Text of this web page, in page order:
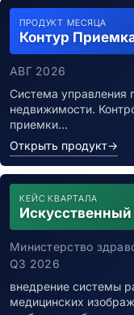
ПРОДУКТ МЕСЯЦА
Контур
АВГ 2026
Система управления
недвижимости.
приемки…
Открыть продукт→
КЕЙС КВАРТАЛА
Министерство
Q3 2026
внедрение системы
медицинских